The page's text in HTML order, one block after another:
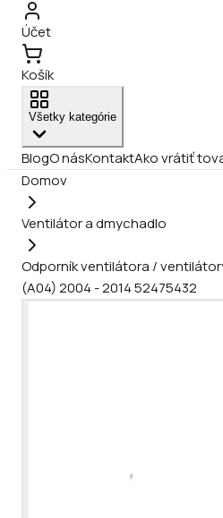
Účet
Košík
Všetky kategórie
BlogO násKontaktAko vrátiť
Domov
Ventilátor a dmychadlo
Odporník ventilátora /
(A04) 2004 - 2014 52475432